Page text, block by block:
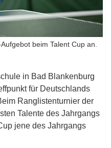
beim Talent Cup an.
in Bad Blankenburg
für Deutschlands
Ranglistenturnier der
Talente des Jahrgangs
jene des Jahrgangs